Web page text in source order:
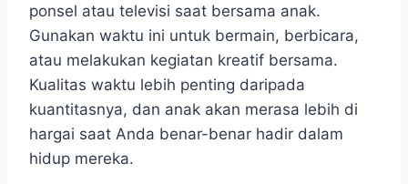
ponsel atau televisi saat bersama anak.
Gunakan waktu ini untuk bermain, berbicara,
atau melakukan kegiatan kreatif bersama.
Kualitas waktu lebih penting daripada
kuantitasnya, dan anak akan merasa lebih di
hargai saat Anda benar-benar hadir dalam
hidup mereka.